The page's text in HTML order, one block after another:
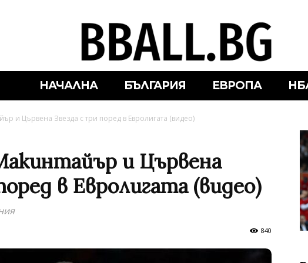
НАЧАЛНА БЪЛГАРИЯ ЕВРОПА
и Цървена Звезда с три поред в Евролигата (видео)
и Цървена
в Евролигата (видео)
840